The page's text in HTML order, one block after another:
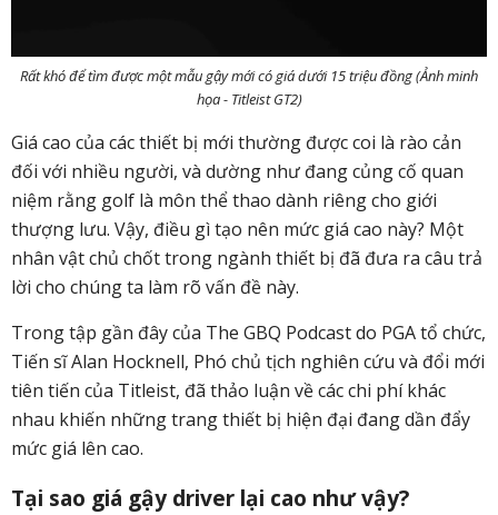
Rất khó để tìm được một mẫu gậy mới có giá dưới 15 triệu đồng (Ảnh minh
họa - Titleist GT2)
Giá cao của các thiết bị mới thường được coi là rào cản
đối với nhiều người, và dường như đang củng cố quan
niệm rằng golf là môn thể thao dành riêng cho giới
thượng lưu. Vậy, điều gì tạo nên mức giá cao này? Một
nhân vật chủ chốt trong ngành thiết bị đã đưa ra câu trả
lời cho chúng ta làm rõ vấn đề này.
Trong tập gần đây của The GBQ Podcast do PGA tổ chức,
Tiến sĩ Alan Hocknell, Phó chủ tịch nghiên cứu và đổi mới
tiên tiến của Titleist, đã thảo luận về các chi phí khác
nhau khiến những trang thiết bị hiện đại đang dần đẩy
mức giá lên cao.
Tại sao giá gậy driver lại cao như vậy?